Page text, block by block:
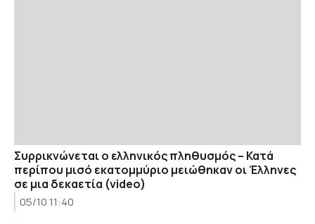
Συρρικνώνεται ο ελληνικός πληθυσμός – Κατά
περίπου μισό εκατομμύριο μειώθηκαν οι Έλληνες
σε μια δεκαετία (video)
05/10 11:40